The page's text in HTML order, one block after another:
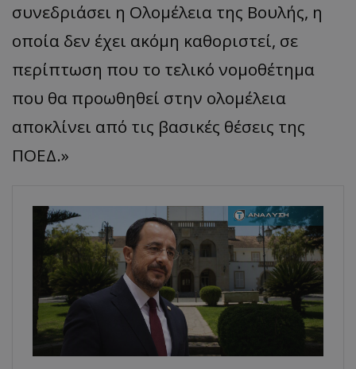
συνεδριάσει η Ολομέλεια της Βουλής, η
οποία δεν έχει ακόμη καθοριστεί, σε
περίπτωση που το τελικό νομοθέτημα
που θα προωθηθεί στην ολομέλεια
αποκλίνει από τις βασικές θέσεις της
ΠΟΕΔ.»